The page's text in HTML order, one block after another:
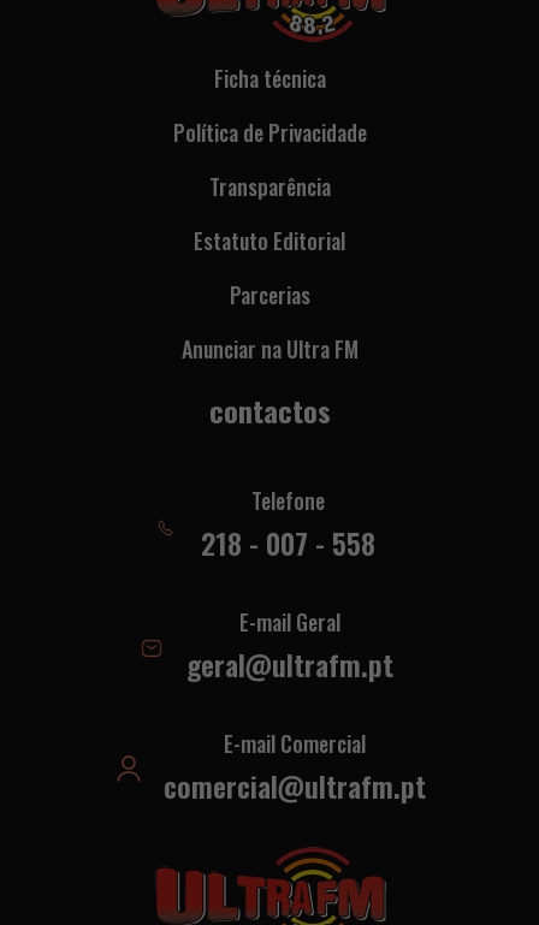
Ficha técnica
Política de Privacidade
Transparência
Estatuto Editorial
Parcerias
Anunciar na Ultra FM
contactos
Telefone
218 - 007 - 558
E-mail Geral
geral@ultrafm.pt
E-mail Comercial
comercial@ultrafm.pt